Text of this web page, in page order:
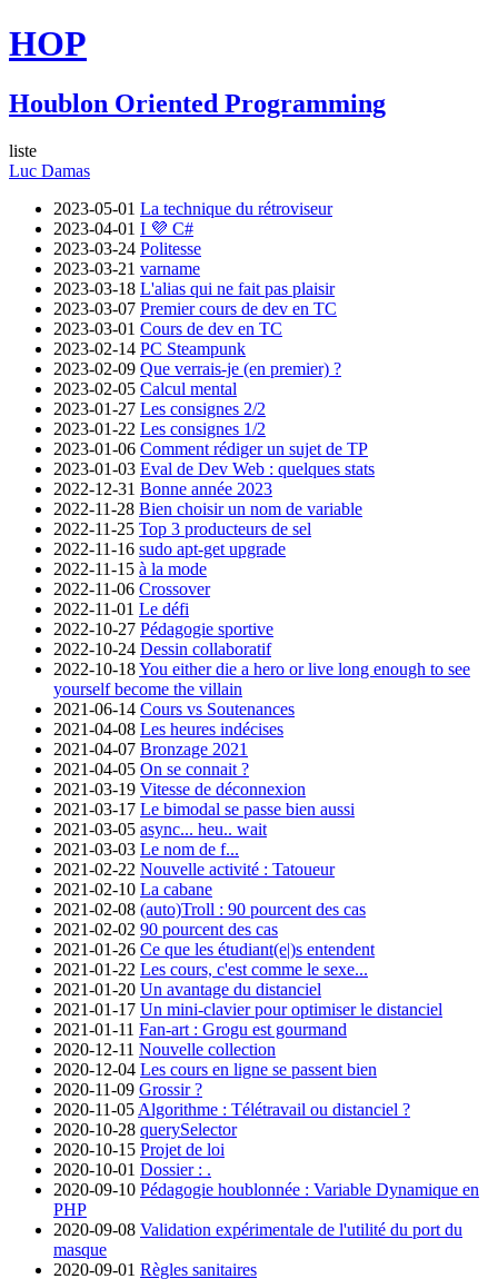
HOP
Houblon Oriented Programming
liste
Luc Damas
2023-05-01 La technique du rétroviseur
2023-04-01 I 💜 C#
2023-03-24 Politesse
2023-03-21 varname
2023-03-18 L'alias qui ne fait pas plaisir
2023-03-07 Premier cours de dev en TC
2023-03-01 Cours de dev en TC
2023-02-14 PC Steampunk
2023-02-09 Que verrais-je (en premier) ?
2023-02-05 Calcul mental
2023-01-27 Les consignes 2/2
2023-01-22 Les consignes 1/2
2023-01-06 Comment rédiger un sujet de TP
2023-01-03 Eval de Dev Web : quelques stats
2022-12-31 Bonne année 2023
2022-11-28 Bien choisir un nom de variable
2022-11-25 Top 3 producteurs de sel
2022-11-16 sudo apt-get upgrade
2022-11-15 à la mode
2022-11-06 Crossover
2022-11-01 Le défi
2022-10-27 Pédagogie sportive
2022-10-24 Dessin collaboratif
2022-10-18You either die a hero or live long enough to see
yourself become the villain
2021-06-14 Cours vs Soutenances
2021-04-08 Les heures indécises
2021-04-07 Bronzage 2021
2021-04-05 On se connait ?
2021-03-19 Vitesse de déconnexion
2021-03-17 Le bimodal se passe bien aussi
2021-03-05 async... heu.. wait
2021-03-03 Le nom de f...
2021-02-22 Nouvelle activité : Tatoueur
2021-02-10 La cabane
2021-02-08 (auto)Troll : 90 pourcent des cas
2021-02-02 90 pourcent des cas
2021-01-26 Ce que les étudiant(e|)s entendent
2021-01-22 Les cours, c'est comme le sexe...
2021-01-20 Un avantage du distanciel
2021-01-17 Un mini-clavier pour optimiser le distanciel
2021-01-11 Fan-art : Grogu est gourmand
2020-12-11 Nouvelle collection
2020-12-04 Les cours en ligne se passent bien
2020-11-09 Grossir ?
2020-11-05 Algorithme : Télétravail ou distanciel ?
2020-10-28 querySelector
2020-10-15 Projet de loi
2020-10-01 Dossier : .
2020-09-10 Pédagogie houblonnée : Variable Dynamique en
PHP
2020-09-08 Validation expérimentale de l'utilité du port du
masque
2020-09-01 Règles sanitaires